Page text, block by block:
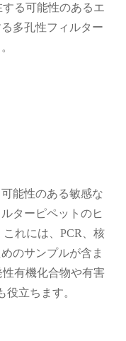
る可能性のあるエ
多孔性フィルター
能性のある敏感な
ターピペットのヒ
れには、PCR、核
のサンプルが含ま
有機化合物や有害
立ちます。